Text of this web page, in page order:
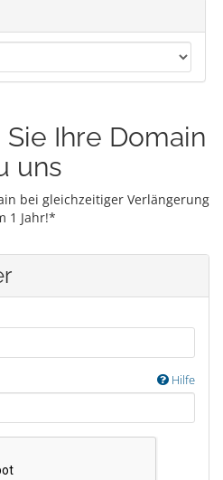
Ihre Domain
uns
bei gleichzeitiger Verlängerung
1 Jahr!*
Hilfe